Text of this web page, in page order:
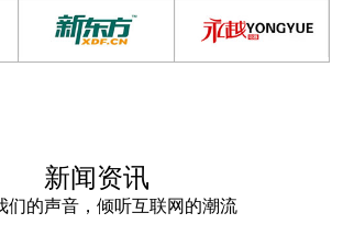
新闻资讯
们的声音，倾听互联网的潮流